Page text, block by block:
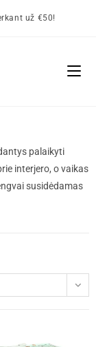
už €50!
palaikyti
interjero, o vaikas
susidėdamas